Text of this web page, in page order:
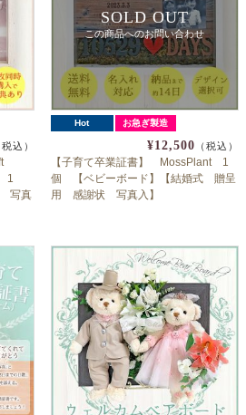
税込）
1
写真
SOLD OUT
この商品へのお問い合わせ
Hot お急ぎ製造
¥12,500 （税込）
【子育て卒業証書】 MossPlant 1
個 【ベビーボード】【結婚式 贈呈
用 感謝状 写真入】